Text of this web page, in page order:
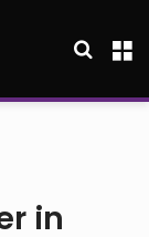
in